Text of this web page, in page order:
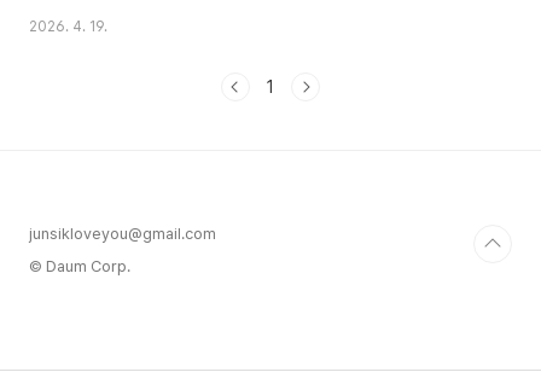
답해 보였습니다. 제품 문제인 줄 알고 파운데이션도 바꿔봤지만 오히려 역효
30대에 바뀌어야 할 메이크업 습관메이크업을 하면 할수록 오히려 나이 들어
2026. 4. 19.
1
junsikloveyou@gmail.com
© Daum Corp.